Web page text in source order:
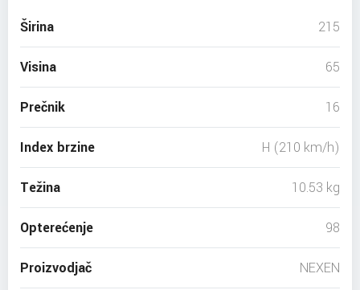
Širina 215
Visina 65
Prečnik 16
Index brzine H (210 km/h)
Težina 10.53 kg
Opterećenje 98
Proizvodjač NEXEN